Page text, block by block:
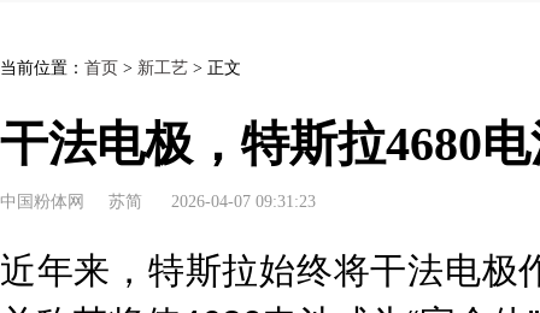
当前位置： 首页 > 新工艺 > 正文
干法电极，特斯拉4680
中国粉体网 苏简 2026-04-07 09:31:23
近年来，特斯拉始终将干法电极